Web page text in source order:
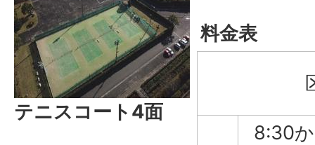
テニスコート4面
料金表
8:30